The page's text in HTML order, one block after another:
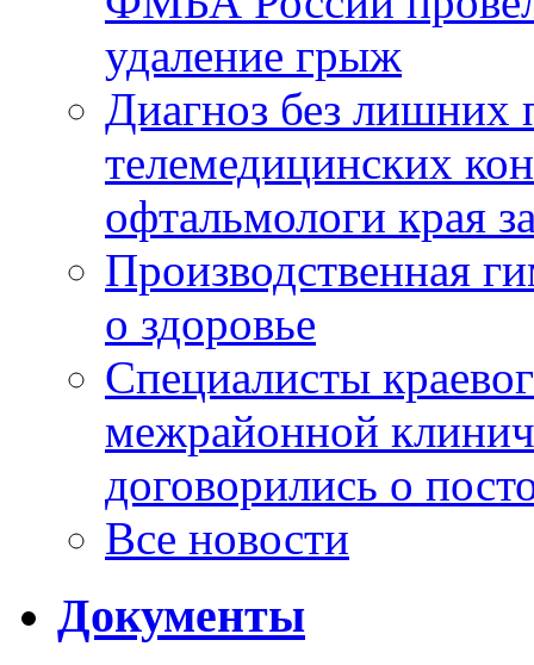
удаление грыж
Диагноз без лишних
телемедицинских
офтальмологи края
Производственная
о здоровье
Специалисты
межрайонной
договорились о
Все новости
Документы